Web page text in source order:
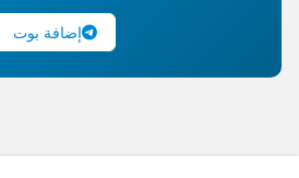
إضافة بوت